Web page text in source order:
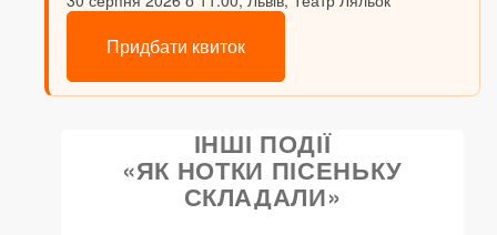
Придбати квиток
ІНШІ ПОДІЇ
«ЯК НОТКИ ПІСЕНЬКУ
СКЛАДАЛИ»